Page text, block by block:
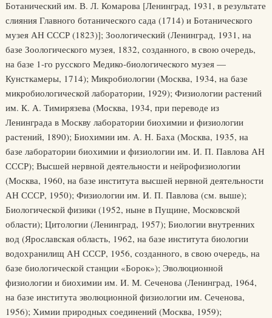
Ботанический им. В. Л. Комарова [Ленинград, 1931, в результате
слияния Главного ботанического сада (1714) и Ботанического
музея АН СССР (1823)]; Зоологический (Ленинград, 1931, на
базе Зоологического музея, 1832, созданного, в свою очередь,
на базе 1-го русского Медико-биологического музея —
Кунсткамеры, 1714); Микробиологии (Москва, 1934, на базе
микробиологической лаборатории, 1929); Физиологии растений
им. К. А. Тимирязева (Москва, 1934, при переводе из
Ленинграда в Москву лаборатории биохимии и физиологии
растений, 1890); Биохимии им. А. Н. Баха (Москва, 1935, на
базе лаборатории биохимии и физиологии им. И. П. Павлова АН
СССР); Высшей нервной деятельности и нейрофизиологии
(Москва, 1960, на базе института высшей нервной деятельности
АН СССР, 1950); Физиологии им. И. П. Павлова (см. выше);
Биологической физики (1952, ныне в Пущине, Московской
области); Цитологии (Ленинград, 1957); Биологии внутренних
вод (Ярославская область, 1962, на базе института биологии
водохранилищ АН СССР, 1956, созданного, в свою очередь, на
базе биологической станции «Борок»); Эволюционной
физиологии и биохимии им. И. М. Сеченова (Ленинград, 1964,
на базе института эволюционной физиологии им. Сеченова,
1956); Химии природных соединений (Москва, 1959);